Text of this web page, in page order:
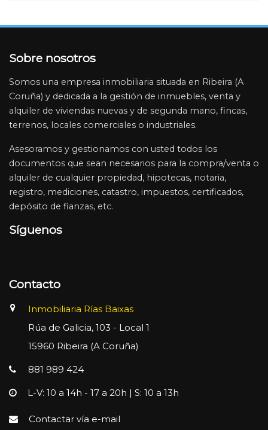
Sobre nosotros
Somos una empresa inmobiliaria situada en Ribeira (A
Coruña) y dedicada a la gestión de inmuebles, venta y
alquiler de viviendas nuevas y de segunda mano, fincas,
terrenos, locales comerciales o industriales.
Asesoramos y gestionamos con usted todos los
documentos que sean necesarios para la compra/venta o
alquiler de cualquier propiedad, hipotecas, notaria,
registro, mediciones, catastro, impuestos, certificados,
depósito de fianzas, etc.
Síguenos
Contacto
Inmobiliaria Rías Baixas
Rúa de Galicia, 103 - Local 1
15960 Ribeira (A Coruña)
881 989 424
L-V: 10 a 14h - 17 a 20h | S: 10 a 13h
Contactar vía e-mail